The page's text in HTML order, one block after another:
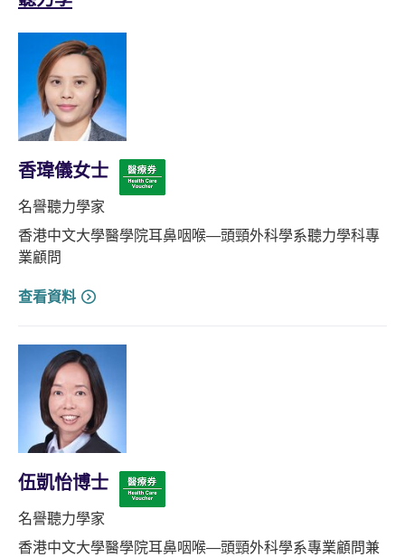
香瑋儀女士
名譽聽力學家
香港中文大學醫學院耳鼻咽喉—頭頸外科學系聽力學科專
業顧問
查看資料
伍凱怡博士
名譽聽力學家
香港中文大學醫學院耳鼻咽喉—頭頸外科學系專業顧問兼